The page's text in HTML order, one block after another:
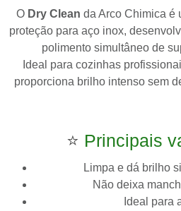
O Dry Clean da Arco Chimica é
proteção para aço inox,
polimento simultâneo de
Ideal para cozinhas
proporciona brilho intenso sem
⭐ Principais
Limpa e dá brilho
Não deixa
Ideal para